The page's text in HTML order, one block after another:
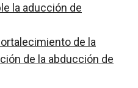
la aducción de
de la
de la abducción de